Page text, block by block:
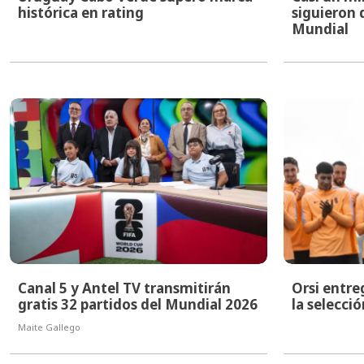
histórica en rating
siguieron
Mundial
Canal 5 y Antel TV transmitirán
gratis 32 partidos del Mundial 2026
Maite Gallego
Orsi
la